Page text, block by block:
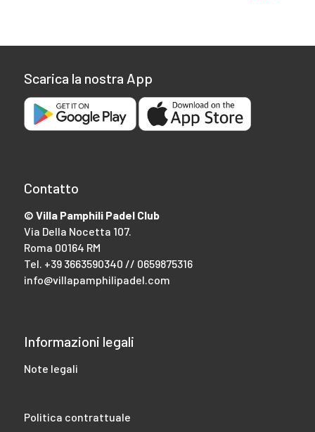
Scarica la nostra App
Contatto
© Villa Pamphili Padel Club
Via Della Nocetta 107.
Roma 00164 RM
Tel. +39 3663590340 // 0659875316
info@villapamphilipadel.com
Informazioni legali
Note legali
Politica contrattuale